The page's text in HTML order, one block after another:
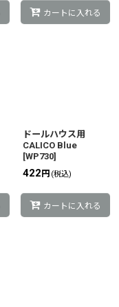
カートに入れる
ドールハウス用
CALICO Blue
[WP730]
422 円 (税込)
カートに入れる